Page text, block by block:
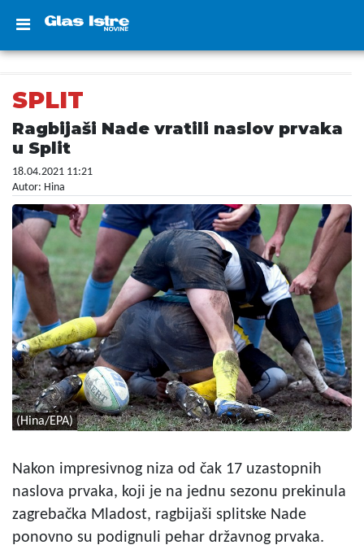
SPLIT
Ragbijaši Nade vratili naslov prvaka
u Split
18.04.2021 11:21
Autor: Hina
(Hina/EPA)
Nakon impresivnog niza od čak 17 uzastopnih
naslova prvaka, koji je na jednu sezonu prekinula
zagrebačka Mladost, ragbijaši splitske Nade
ponovno su podignuli pehar državnog prvaka.